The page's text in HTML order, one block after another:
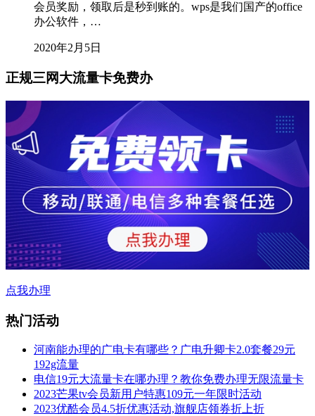
会员奖励，领取后是秒到账的。wps是我们国产的office
办公软件，…
2020年2月5日
正规三网大流量卡免费办
点我办理
热门活动
河南能办理的广电卡有哪些？广电升卿卡2.0套餐29元
192g流量
电信19元大流量卡在哪办理？教你免费办理无限流量卡
2023芒果tv会员新用户特惠109元一年限时活动
2023优酷会员4.5折优惠活动,旗舰店领券折上折